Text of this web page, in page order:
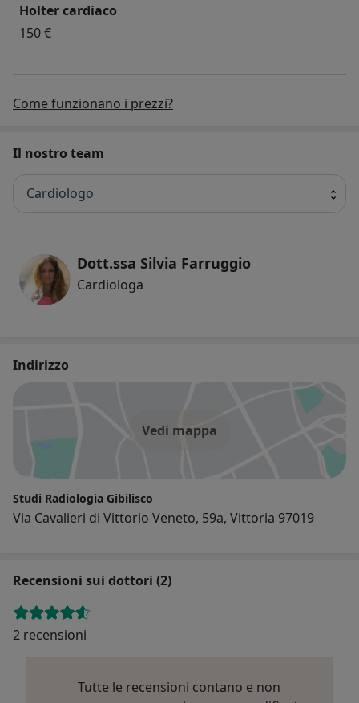
Holter cardiaco
150 €
Come funzionano i prezzi?
Il nostro team
Cardiologo
Dott.ssa Silvia Farruggio
Cardiologa
Indirizzo
Vedi mappa
Studi Radiologia Gibilisco
Via Cavalieri di Vittorio Veneto, 59a, Vittoria 97019
Recensioni sui dottori (2)
2 recensioni
Tutte le recensioni contano e non